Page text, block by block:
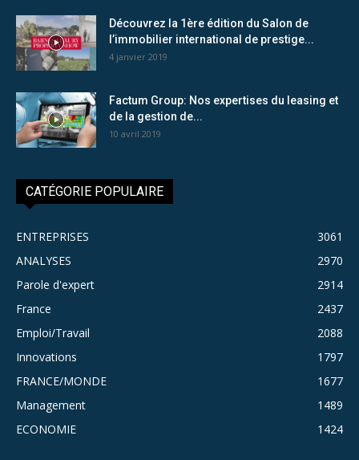
Découvrez la 1ère édition du Salon de
l’immobilier international de prestige...
4 janvier 2019
Factum Group: Nos expertises du leasing et
de la gestion de...
10 avril 2019
CATÉGORIE POPULAIRE
ENTREPRISES
3061
ANALYSES
2970
Parole d'expert
2914
France
2437
Emploi/Travail
2088
Innovations
1797
FRANCE/MONDE
1677
Management
1489
ECONOMIE
1424